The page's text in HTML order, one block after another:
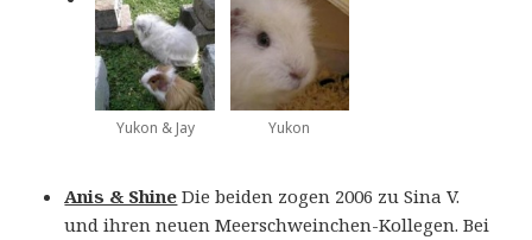
Yukon & Jay Yukon
Anis & Shine Die beiden zogen 2006 zu Sina V.
und ihren neuen Meerschweinchen-Kollegen. Bei